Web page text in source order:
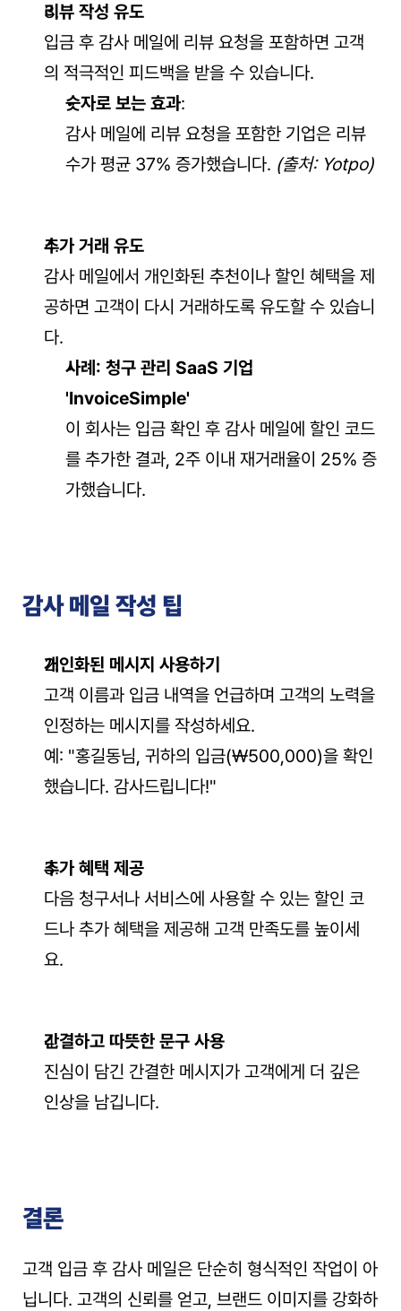
리뷰 작성 유도
입금 후 감사 메일에 리뷰 요청을 포함하면 고객
의 적극적인 피드백을 받을 수 있습니다.
숫자로 보는 효과:
감사 메일에 리뷰 요청을 포함한 기업은 리뷰
수가 평균 37% 증가했습니다. (출처: Yotpo)
추가 거래 유도
감사 메일에서 개인화된 추천이나 할인 혜택을 제
공하면 고객이 다시 거래하도록 유도할 수 있습니
다.
사례: 청구 관리 SaaS 기업
'InvoiceSimple'
이 회사는 입금 확인 후 감사 메일에 할인 코드
를 추가한 결과, 2주 이내 재거래율이 25% 증
가했습니다.
감사 메일 작성 팁
개인화된 메시지 사용하기
고객 이름과 입금 내역을 언급하며 고객의 노력을
인정하는 메시지를 작성하세요.
예: "홍길동님, 귀하의 입금(₩500,000)을 확인
했습니다. 감사드립니다!"
추가 혜택 제공
다음 청구서나 서비스에 사용할 수 있는 할인 코
드나 추가 혜택을 제공해 고객 만족도를 높이세
요.
간결하고 따뜻한 문구 사용
진심이 담긴 간결한 메시지가 고객에게 더 깊은
인상을 남깁니다.
결론
고객 입금 후 감사 메일은 단순히 형식적인 작업이 아
닙니다. 고객의 신뢰를 얻고, 브랜드 이미지를 강화하